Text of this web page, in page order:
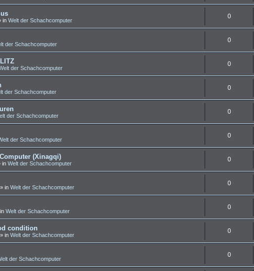
in Welt der Schachcomputer
0
der Schachcomputer
0
der Schachcomputer
0
der Schachcomputer
0
der Schachcomputer
0
der Schachcomputer
0
(Xinagqi)
in Welt der Schachcomputer
0
» in Welt der Schachcomputer
0
Welt der Schachcomputer
0
condition
» in Welt der Schachcomputer
0
der Schachcomputer
0